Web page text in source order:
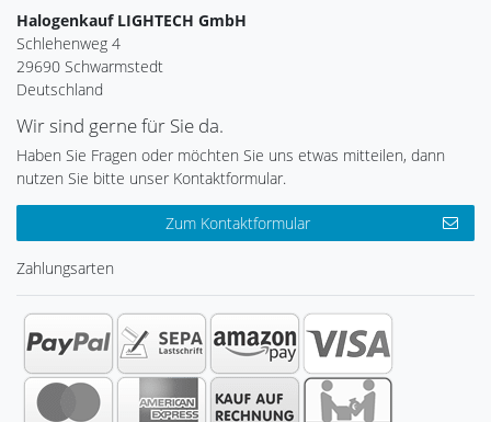
Halogenkauf LIGHTECH GmbH
Schlehenweg 4
29690 Schwarmstedt
Deutschland
Wir sind gerne für Sie da.
Haben Sie Fragen oder möchten Sie uns etwas mitteilen, dann
nutzen Sie bitte unser Kontaktformular.
Zum Kontaktformular
Zahlungsarten